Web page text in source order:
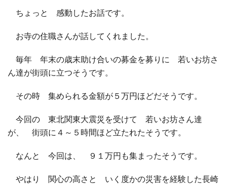
ちょっと 感動したお話です。
お寺の住職さんが話してくれました。
毎年 年末の歳末助け合いの募金を募りに 若いお坊さ
ん達が街頭に立つそうです。
その時 集められる金額が５万円ほどだそうです。
今回の 東北関東大震災を受けて 若いお坊さん達
が、 街頭に４～５時間ほど立たれたそうです。
なんと 今回は、 ９１万円も集まったそうです。
やはり 関心の高さと いく度かの災害を経験した長崎